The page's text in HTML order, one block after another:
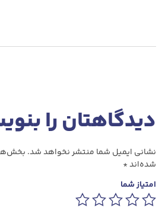
دیدگاهتان را
نشانی ایمیل شما منتشر نخواهد شد.
شده‌اند*
امتیاز شما